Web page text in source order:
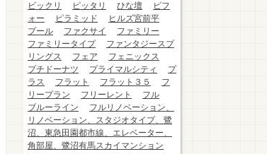
ビックリ
ピッタリ ひな壇
ビフ
ォー
ピラミッド
ヒルズ宮前平
プール
ファクサイ
ファミリー
ファミリータイプ
ファンタジースプ
リングス
フェア
フェニックス
プチドーナツ
プライマルシティ
プ
ラス
フラット フラット３５
フ
リープラン
フリーレント
フル
ブルーライン
フルリノベーション、
リノベーション、スタジオタイプ、鷺
沼、東急田園都市線、エレベーター、
角部屋、鷺沼有馬スカイマンション